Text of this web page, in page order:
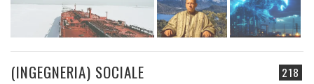
218
(INGEGNERIA) SOCIALE